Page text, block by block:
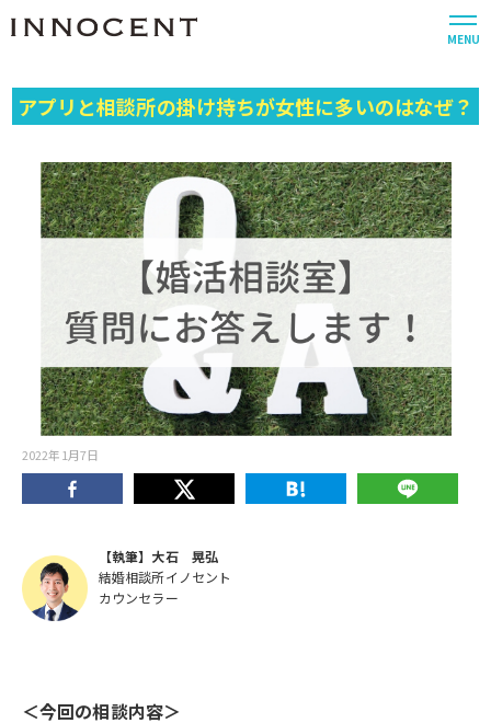
MENU
アプリと相談所の掛け持ちが女性に多いのはなぜ？
2022年1月7日
【執筆】大石 晃弘
結婚相談所イノセント
カウンセラー
＜今回の相談内容＞